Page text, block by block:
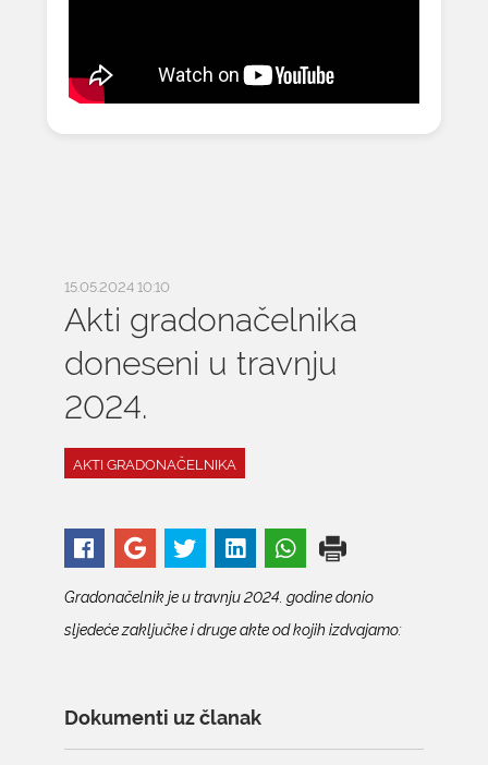
15.05.2024 10:10
Akti gradonačelnika
doneseni u travnju
2024.
AKTI GRADONAČELNIKA
Gradonačelnik je u travnju 2024. godine donio
sljedeće zaključke i druge akte od kojih izdvajamo:
Dokumenti uz članak